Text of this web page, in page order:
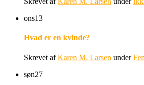
ons13
Hvad er en kvinde?
Skrevet afKaren M. Larsen under
søn27